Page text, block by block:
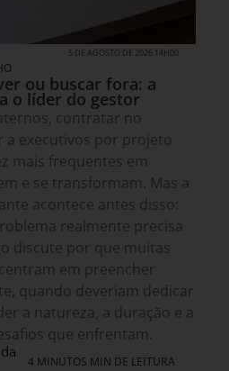
5 DE AGOSTO DE 2026 14H00
ou buscar fora: a
o líder do gestor
contratar no
executivos por projeto
mais frequentes em
e se transformam. Mas a
acontece antes disso:
realmente precisa
discute por que muitas
em preencher
quando deveriam dedicar
a natureza, a duração e a
que enfrentam.
4 MINUTOS MIN DE LEITURA